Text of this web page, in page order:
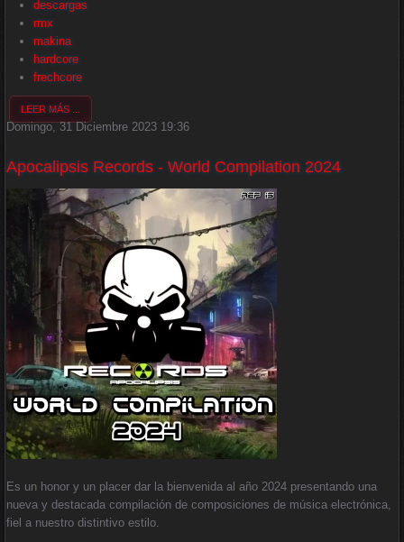
descargas
rmx
makina
hardcore
frechcore
LEER MÁS ...
Domingo, 31 Diciembre 2023 19:36
Apocalipsis Records - World Compilation 2024
Es un honor y un placer dar la bienvenida al año 2024 presentando una
nueva y destacada compilación de composiciones de música electrónica,
fiel a nuestro distintivo estilo.